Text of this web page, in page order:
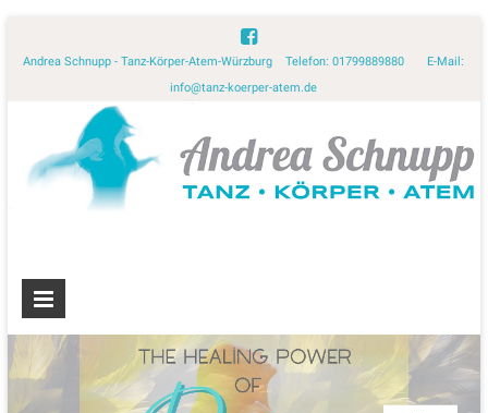
Andrea Schnupp - Tanz-Körper-Atem-Würzburg Telefon: 01799889880 E-Mail:
info@tanz-koerper-atem.de